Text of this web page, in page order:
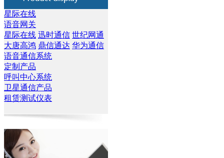
星际在线
语音网关
星际在线 迅时通信 世纪网通
大唐高鸿 鼎信通达 华为通信
语音通信系统
定制产品
呼叫中心系统
卫星通信产品
租赁测试仪表